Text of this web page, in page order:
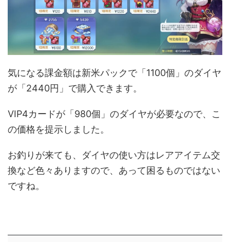
気になる課金額は新米パックで「1100個」のダイヤ
が「2440円」で購入できます。
VIP4カードが「980個」のダイヤが必要なので、こ
の価格を提示しました。
お釣りが来ても、ダイヤの使い方はレアアイテム交
換など色々ありますので、あって困るものではない
ですね。